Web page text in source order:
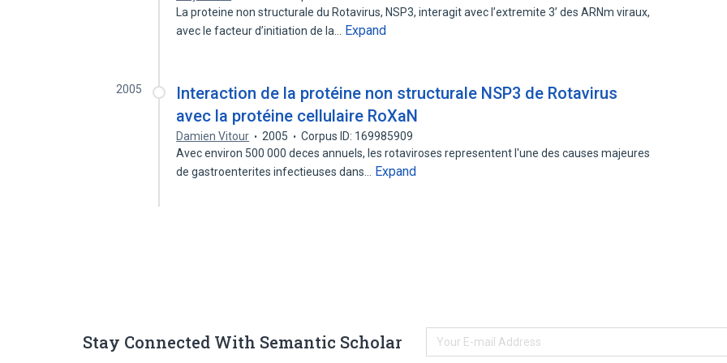
La proteine non structurale du Rotavirus, NSP3, interagit avec l’extremite 3’ des ARNm viraux,
avec le facteur d’initiation de la…
Expand
2005
Interaction de la protéine non structurale NSP3 de Rotavirus
avec la protéine cellulaire RoXaN
Damien Vitour 2005
Corpus ID: 169985909
Avec environ 500 000 deces annuels, les rotaviroses representent l'une des causes majeures
de gastroenterites infectieuses dans…
Expand
Stay Connected With Semantic Scholar